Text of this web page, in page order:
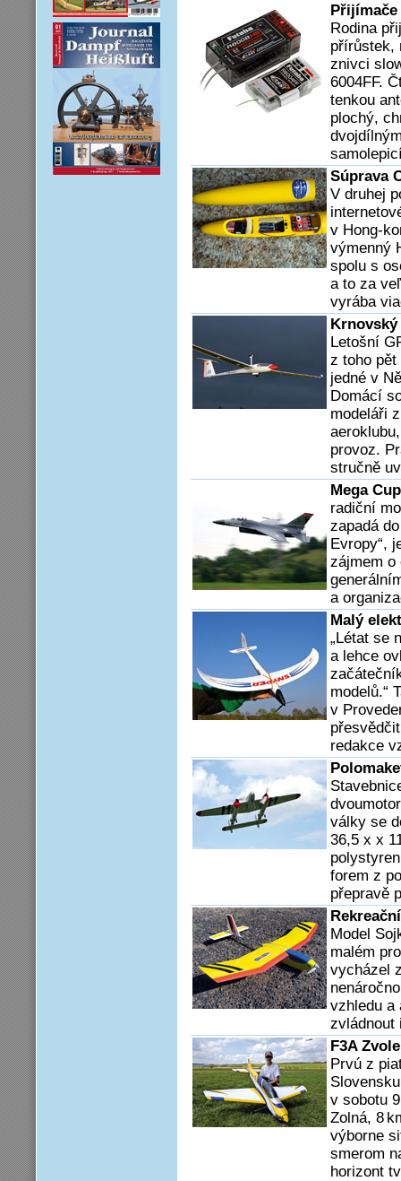
Přijímače
Rodina
přírůstek,
znivci
6004FF.
tenkou
plochý,
Súprava
V druhej
v Hong-
výmenný
spolu s
a to za
vyrába
Letošní
z toho
jedné v
Domácí
modeláři
provoz.
stručně
Mega
radiční
zapadá
Evropy“,
zájmem o
a
Malý
„Létat se
a lehce
modelů.“
v
redakce
války se
36,5 x x
forem z
přepravě
Model
malém
vycházel
vzhledu a
zvládnout
F3A
Prvú z
v sobotu
Zolná, 8
výborne
smerom
horizont